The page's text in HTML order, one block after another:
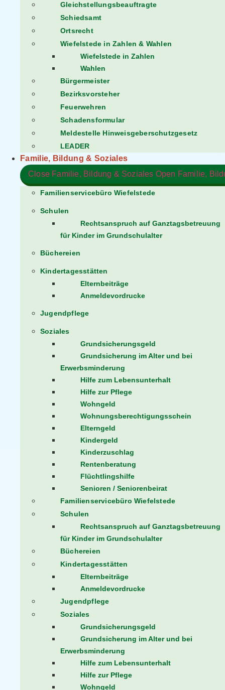
Gleichstellungsbeauftragte
Schiedsamt
Ortsrecht
Wiefelstede in Zahlen & Wahlen
Wiefelstede in Zahlen
Wahlen
Bürgermeister
Bezirksvorsteher
Feuerwehren
Schadensformular
Meldestelle Hinweisgeberschutzgesetz
LEADER
Familie, Bildung & Soziales
Close Familie, Bildung & Soziales Open Familie,
Familienservicebüro Wiefelstede
Schulen
Rechtsanspruch auf Ganztagsbetreuung
für Kinder im Grundschulalter
Büchereien
Kindertagesstätten
Elternbeiträge
Anmeldevordrucke
Jugendpflege
Soziales
Grundsicherungsgeld
Grundsicherung im Alter und bei
Erwerbsminderung
Hilfe zum Lebensunterhalt
Hilfe zur Pflege
Wohngeld
Wohnungsberechtigungsschein
Elterngeld
Kindergeld
Kinderzuschlag
Rentenberatung
Flüchtlingshilfe
Senioren / Seniorenbeirat
Familienservicebüro Wiefelstede
Schulen
Rechtsanspruch auf Ganztagsbetreuung
für Kinder im Grundschulalter
Büchereien
Kindertagesstätten
Elternbeiträge
Anmeldevordrucke
Jugendpflege
Soziales
Grundsicherungsgeld
Grundsicherung im Alter und bei
Erwerbsminderung
Hilfe zum Lebensunterhalt
Hilfe zur Pflege
Wohngeld